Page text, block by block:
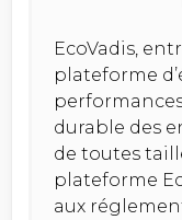
EcoVadis,
plateforme
durable des
de toutes
plateforme
aux